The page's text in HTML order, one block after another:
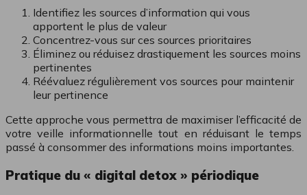
Identifiez les sources d’information qui vous
apportent le plus de valeur
Concentrez-vous sur ces sources prioritaires
Éliminez ou réduisez drastiquement les sources moins
pertinentes
Réévaluez régulièrement vos sources pour maintenir
leur pertinence
Cette approche vous permettra de maximiser l’efficacité de
votre veille informationnelle tout en réduisant le temps
passé à consommer des informations moins importantes.
Pratique du « digital detox » périodique